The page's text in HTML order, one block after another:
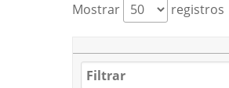
Mostrar registros